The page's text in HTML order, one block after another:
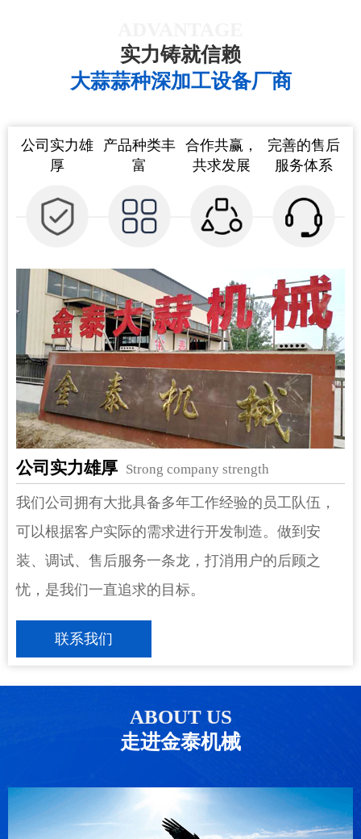
实力铸就信赖
大蒜蒜种深加工设备厂商
公司实力雄
厚
产品种类丰
富
合作共赢，
共求发展
完善的售后
服务体系
公司实力雄厚 Strong company strength
我们公司拥有大批具备多年工作经验的员工队伍，
可以根据客户实际的需求进行开发制造。做到安
装、调试、售后服务一条龙，打消用户的后顾之
忧，是我们一直追求的目标。
联系我们
ABOUT US
走进金泰机械